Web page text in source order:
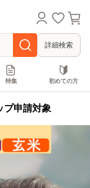
詳細検索
特集 初めての方
プ申請対象